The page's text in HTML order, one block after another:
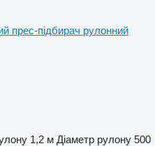
прес-підбирач рулонний
1,2 м Діаметр рулону 500